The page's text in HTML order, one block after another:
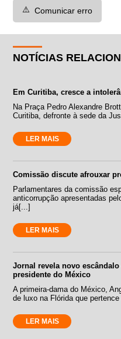
⚠️ Comunicar erro
NOTÍCIAS
Em Curitiba, cresce a
Na Praça Pedro Alexandre
Curitiba, defronte à sede da
LER MAIS
Comissão discute afrouxar
Parlamentares da comissão
anticorrupção apresentadas
já[...]
LER MAIS
Jornal revela novo
presidente do México
A primeira-dama do México,
de luxo na Flórida que
LER MAIS